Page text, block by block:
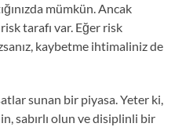
mümkün. Ancak
tarafı var. Eğer risk
kaybetme ihtimaliniz de
sunan bir piyasa. Yeter ki,
sabırlı olun ve disiplinli bir